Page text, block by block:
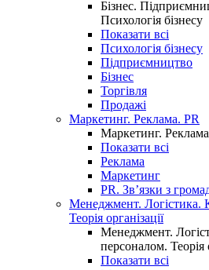
Бізнес.
Психологія бізнесу
Показати всі
Психологія бізнесу
Підприємництво
Бізнес
Торгівля
Продажі
Маркетинг. Реклама. PR
Маркетинг.
Показати всі
Реклама
Маркетинг
PR. Зв’язки з
Менеджмент. Логістика.
Теорія організації
Менеджмент.
персоналом. Теорія
Показати всі